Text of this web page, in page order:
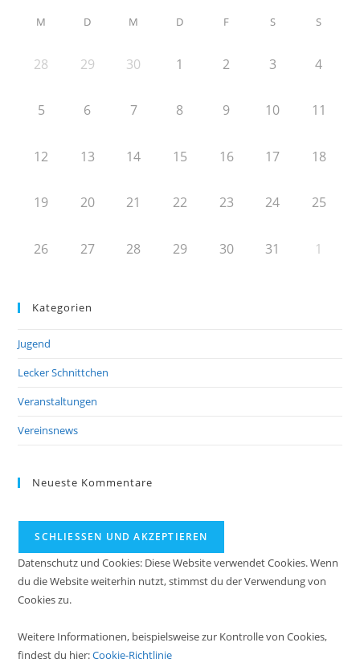
M D M D F S S
28 29 30 1 2 3 4
5 6 7 8 9 10 11
12 13 14 15 16 17 18
19 20 21 22 23 24 25
26 27 28 29 30 31 1
Kategorien
Jugend
Lecker Schnittchen
Veranstaltungen
Vereinsnews
Neueste Kommentare
Datenschutz und Cookies: Diese Website verwendet Cookies. Wenn
du die Website weiterhin nutzt, stimmst du der Verwendung von
Cookies zu.
Weitere Informationen, beispielsweise zur Kontrolle von Cookies,
findest du hier:Cookie-Richtlinie